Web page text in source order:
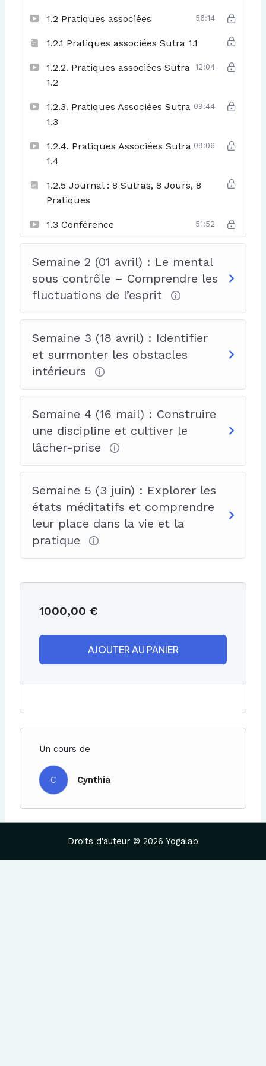
1.2 Pratiques associées 56:14
1.2.1 Pratiques associées Sutra 1.1
1.2.2. Pratiques associées Sutra
1.2
12:04
1.2.3. Pratiques Associées Sutra
1.3
09:44
1.2.4. Pratiques Associées Sutra
1.4
09:06
1.2.5 Journal : 8 Sutras, 8 Jours, 8
Pratiques
1.3 Conférence 51:52
Semaine 2 (01 avril) : Le mental
sous contrôle – Comprendre les
fluctuations de l’esprit
Semaine 3 (18 avril) : Identifier
et surmonter les obstacles
intérieurs
Semaine 4 (16 mail) : Construire
une discipline et cultiver le
lâcher-prise
Semaine 5 (3 juin) : Explorer les
états méditatifs et comprendre
leur place dans la vie et la
pratique
1000,00€
AJOUTER AU PANIER
Un cours de
C Cynthia
Droits d'auteur © 2026 Yogalab